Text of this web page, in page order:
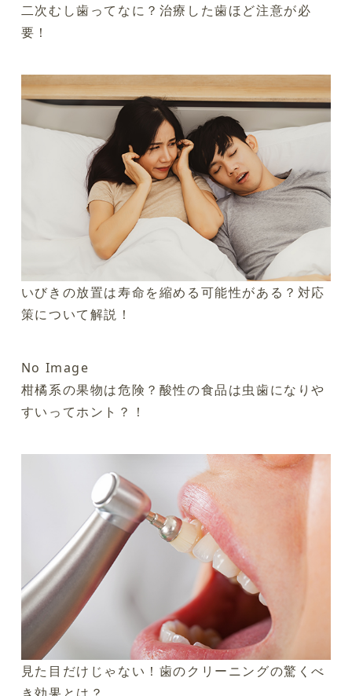
二次むし歯ってなに？治療した歯ほど注意が必
要！
いびきの放置は寿命を縮める可能性がある？対応
策について解説！
No Image
柑橘系の果物は危険？酸性の食品は虫歯になりや
すいってホント？！
見た目だけじゃない！歯のクリーニングの驚くべ